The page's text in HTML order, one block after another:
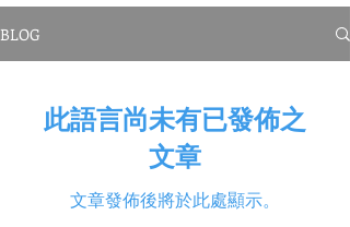
BLOG
此語言尚未有已發佈之
文章
文章發佈後將於此處顯示。